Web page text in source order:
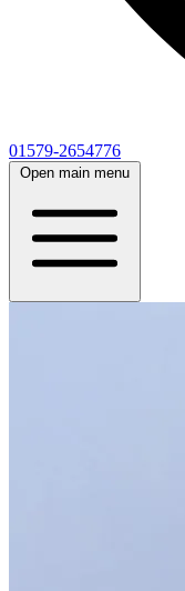
01579-2654776
Open main menu